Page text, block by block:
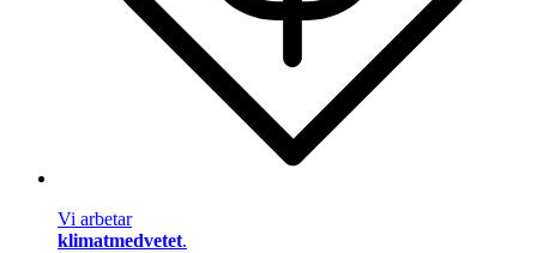
Vi arbetar
klimatmedvetet.